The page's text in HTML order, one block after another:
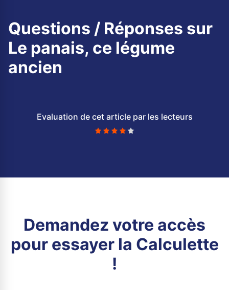
Questions / Réponses sur
Le panais, ce légume
ancien
Evaluation de cet article par les lecteurs
Demandez votre accès
pour essayer la Calculette
!